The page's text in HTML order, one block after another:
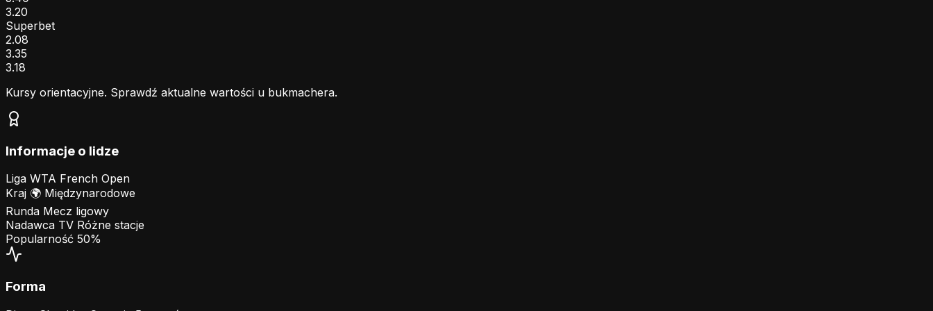
3.20
Superbet
2.08
3.35
3.18
Kursy orientacyjne. Sprawdź aktualne wartości u bukmachera.
Informacje o lidze
Liga WTA French Open
Kraj 🌍 Międzynarodowe
Runda Mecz ligowy
Nadawca TV Różne stacje
Popularność 50%
Forma